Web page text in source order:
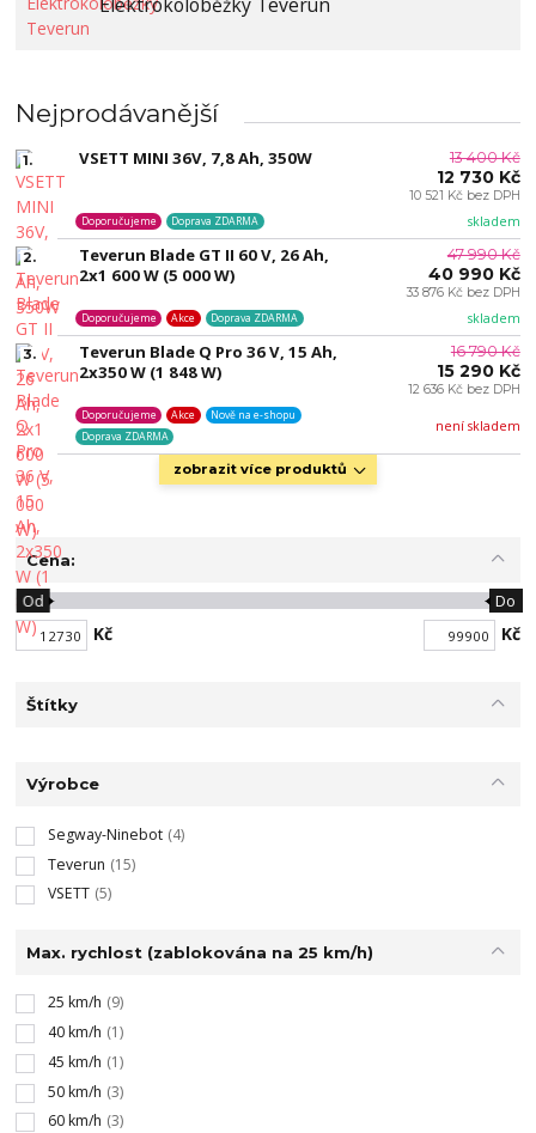
Nejprodávanější
1. VSETT MINI 36V, 7,8 Ah, 350W
skladem
Doporučujeme Doprava ZDARMA
13 400 Kč
12 730 Kč
10 521 Kč bez DPH
2.
Teverun Blade GT II 60 V, 26 Ah,
2x1 600 W (5 000 W)
skladem
Doporučujeme Akce Doprava ZDARMA
47 990 Kč
40 990 Kč
33 876 Kč bez DPH
3.
Teverun Blade Q Pro 36 V, 15 Ah,
2x350 W (1 848 W)
není skladem
Doporučujeme Akce
Nově na e-shopu
Doprava ZDARMA
16 790 Kč
15 290 Kč
12 636 Kč bez DPH
zobrazit více produktů
Cena:
Kč
Od Do
Kč
Štítky
Výrobce
Segway-Ninebot (4)
Teverun (15)
VSETT (5)
Max. rychlost (zablokována na 25 km/h)
25 km/h (9)
40 km/h (1)
45 km/h (1)
50 km/h (3)
60 km/h (3)